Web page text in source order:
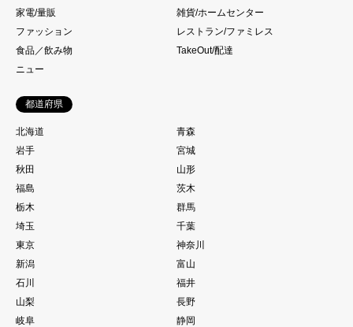
家電/量販
雑貨/ホームセンター
ファッション
レストラン/ファミレス
食品／飲み物
TakeOut/配達
ニュー
都道府県
北海道
青森
岩手
宮城
秋田
山形
福島
茨木
栃木
群馬
埼玉
千葉
東京
神奈川
新潟
富山
石川
福井
山梨
長野
岐阜
静岡